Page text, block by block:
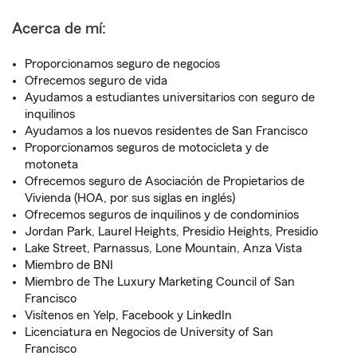
Acerca de mí:
Proporcionamos seguro de negocios
Ofrecemos seguro de vida
Ayudamos a estudiantes universitarios con seguro de
inquilinos
Ayudamos a los nuevos residentes de San Francisco
Proporcionamos seguros de motocicleta y de
motoneta
Ofrecemos seguro de Asociación de Propietarios de
Vivienda (HOA, por sus siglas en inglés)
Ofrecemos seguros de inquilinos y de condominios
Jordan Park, Laurel Heights, Presidio Heights, Presidio
Lake Street, Parnassus, Lone Mountain, Anza Vista
Miembro de BNI
Miembro de The Luxury Marketing Council of San
Francisco
Visítenos en Yelp, Facebook y LinkedIn
Licenciatura en Negocios de University of San
Francisco